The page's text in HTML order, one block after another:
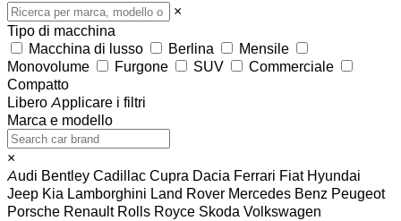
×
Tipo di macchina
Macchina di lusso
Berlina
Mensile
Monovolume
Furgone SUV
Commerciale
Compatto
Libero Applicare i filtri
Marca e modello
×
Audi Bentley Cadillac Cupra Dacia Ferrari Fiat Hyundai
Jeep Kia Lamborghini Land Rover Mercedes Benz Peugeot
Porsche Renault Rolls Royce Skoda Volkswagen